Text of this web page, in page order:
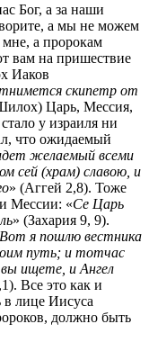
Бог, а за наши
а мы не можем
а пророкам
вам на пришествие
Иаков
скипетр от
Царь, Мессия,
у израиля ни
что ожидаемый
желаемый всеми
сей (храм) славою, и
» (Аггей 2,8). Тоже
Мессии: «Се Царь
» (Захария 9, 9).
Вот я пошлю вестника
путь; и тотчас
ищете, и Ангел
Все это как и
в лице Иисуса
должно быть